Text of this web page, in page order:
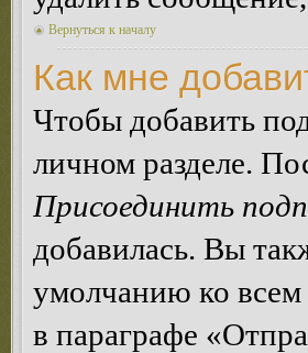
Вернуться к началу
Как мне
Чтобы добавить
личном разделе.
Присоединить
добавилась. Вы
умолчанию ко
в параграфе